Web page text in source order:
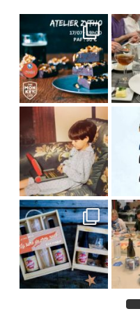
Viens
] Ce week-end marque
Nous avons clôturé le modu